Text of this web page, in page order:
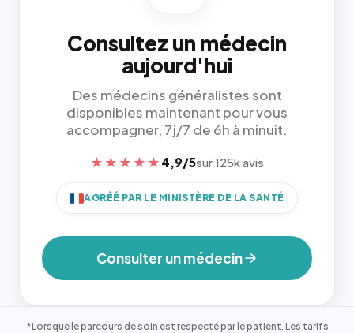
Consultez un médecin
aujourd'hui
Des médecins généralistes sont
disponibles maintenant pour vous
accompagner, 7j/7 de 6h à minuit.
★★★★★ 4,9/5sur 125k avis
AGRÉÉ PAR LE MINISTÈRE DE LA SANTÉ
Consulter un médecin
*Lorsque le parcours de soin est respecté par le patient. Les tarifs